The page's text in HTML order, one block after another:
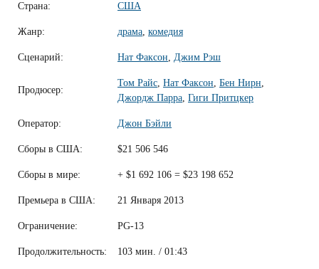
Страна: США
Жанр: драма, комедия
Сценарий: Нат Факсон, Джим Рэш
Продюсер:
Том Райс, Нат Факсон, Бен Нирн,
Джордж Парра, Гиги Притцкер
Оператор: Джон Бэйли
Сборы в США: $21 506 546
Сборы в мире: + $1 692 106 = $23 198 652
Премьера в США: 21 Января 2013
Ограничение: PG-13
Продолжительность: 103 мин. / 01:43